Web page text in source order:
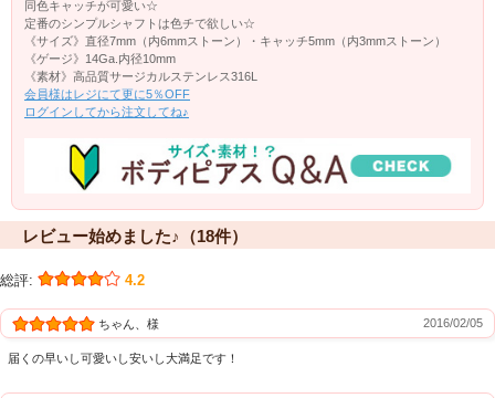
同色キャッチが可愛い☆
定番のシンプルシャフトは色チで欲しい☆
《サイズ》直径7mm（内6mmストーン）・キャッチ5mm（内3mmストーン）
《ゲージ》14Ga.内径10mm
《素材》高品質サージカルステンレス316L
会員様はレジにて更に5％OFF
ログインしてから注文してね♪
レビュー始めました♪（18件）
総評: 4.2
ちゃん、様 2016/02/05
届くの早いし可愛いし安いし大満足です！